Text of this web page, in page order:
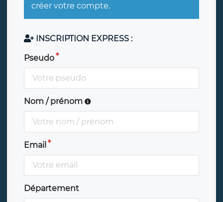
créer votre compte.
INSCRIPTION EXPRESS :
Pseudo
Nom / prénom
Email
Département